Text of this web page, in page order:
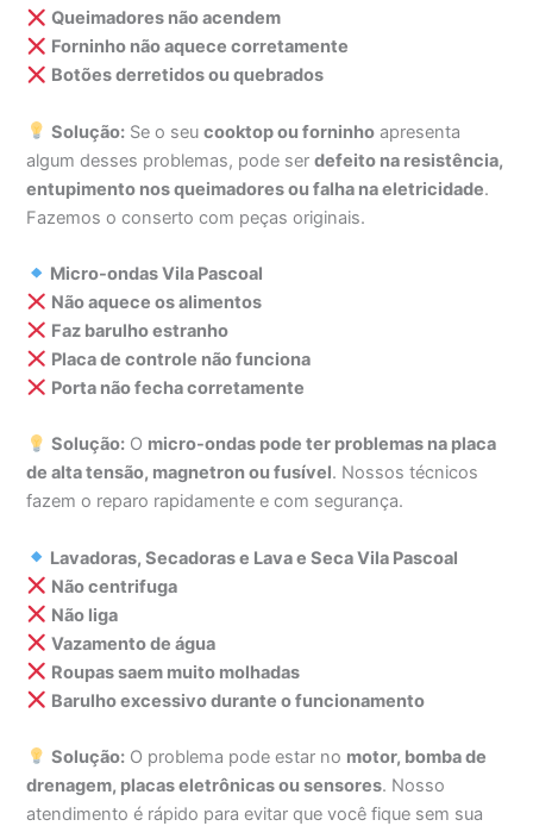
Queimadores não acendem
Forninho não aquece corretamente
Botões derretidos ou quebrados
Solução: Se o seucooktop ou forninho apresenta
algum desses problemas, pode serdefeito na resistência,
entupimento nos queimadores ou falha na eletricidade.
Fazemos o conserto com peças originais.
Micro-ondas Vila Pascoal
Não aquece os alimentos
Faz barulho estranho
Placa de controle não funciona
Porta não fecha corretamente
Solução: O micro-ondas pode ter problemas na placa
de alta tensão, magnetron ou fusível. Nossos técnicos
fazem o reparo rapidamente e com segurança.
Lavadoras, Secadoras e Lava e Seca Vila Pascoal
Não centrifuga
Não liga
Vazamento de água
Roupas saem muito molhadas
Barulho excessivo durante o funcionamento
Solução: O problema pode estar no motor, bomba de
drenagem, placas eletrônicas ou sensores. Nosso
atendimento é rápido para evitar que você fique sem sua